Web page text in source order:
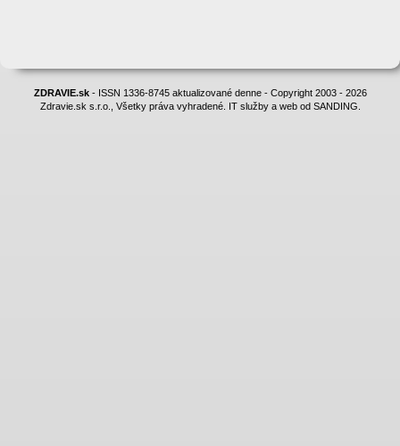
ZDRAVIE.sk- ISSN 1336-8745 aktualizované denne - Copyright 2003 - 2026
Zdravie.sk s.r.o., Všetky práva vyhradené. IT služby a web od SANDING.